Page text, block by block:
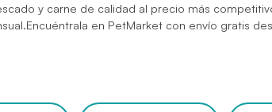
y carne de calidad al precio más
en PetMarket con envío gratis